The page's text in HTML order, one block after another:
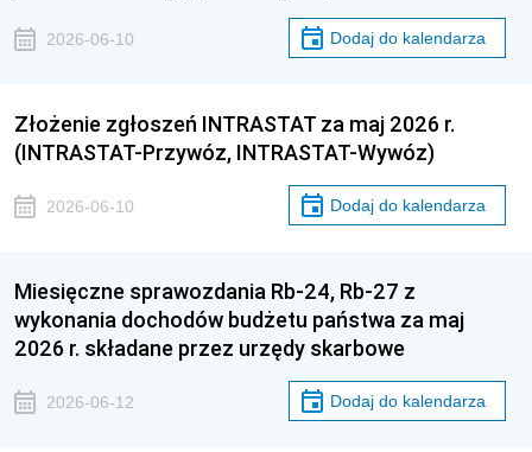
2026-06-10 Dodaj do kalendarza
Złożenie zgłoszeń INTRASTAT za maj 2026 r.
(INTRASTAT-Przywóz, INTRASTAT-Wywóz)
2026-06-10 Dodaj do kalendarza
Miesięczne sprawozdania Rb-24, Rb-27 z
wykonania dochodów budżetu państwa za maj
2026 r. składane przez urzędy skarbowe
2026-06-12 Dodaj do kalendarza